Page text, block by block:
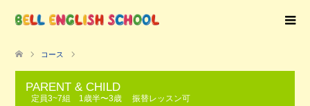
コース
PARENT & CHILD
定員3~7組 1歳半〜3歳 振替レッスン可